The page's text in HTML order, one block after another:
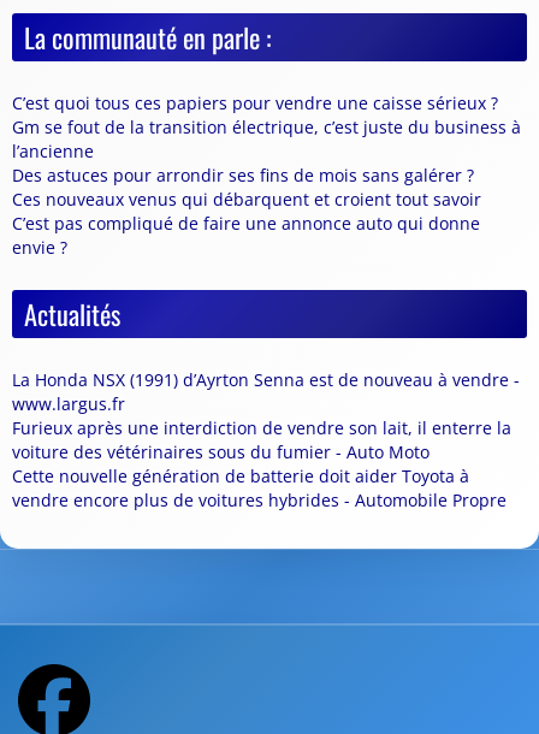
La communauté en parle :
C’est quoi tous ces papiers pour vendre une caisse sérieux ?
Gm se fout de la transition électrique, c’est juste du business à
l’ancienne
Des astuces pour arrondir ses fins de mois sans galérer ?
Ces nouveaux venus qui débarquent et croient tout savoir
C’est pas compliqué de faire une annonce auto qui donne
envie ?
Actualités
La Honda NSX (1991) d’Ayrton Senna est de nouveau à vendre -
www.largus.fr
Furieux après une interdiction de vendre son lait, il enterre la
voiture des vétérinaires sous du fumier - Auto Moto
Cette nouvelle génération de batterie doit aider Toyota à
vendre encore plus de voitures hybrides - Automobile Propre